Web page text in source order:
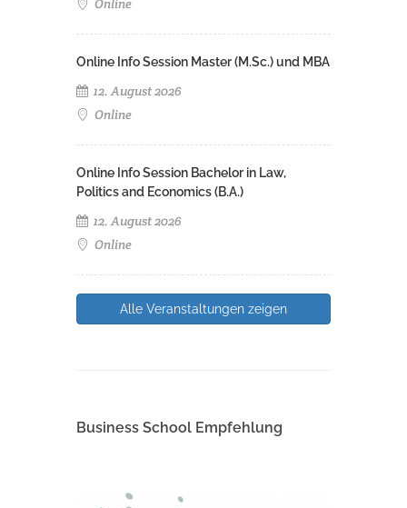
Online
Online Info Session Master (M.Sc.) und MBA
12. August 2026
Online
Online Info Session Bachelor in Law,
Politics and Economics (B.A.)
12. August 2026
Online
Alle Veranstaltungen zeigen
Business School Empfehlung